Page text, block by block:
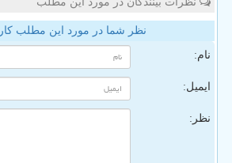
نظر شما در مورد این مطلب
نام:
ایمیل:
نظر: